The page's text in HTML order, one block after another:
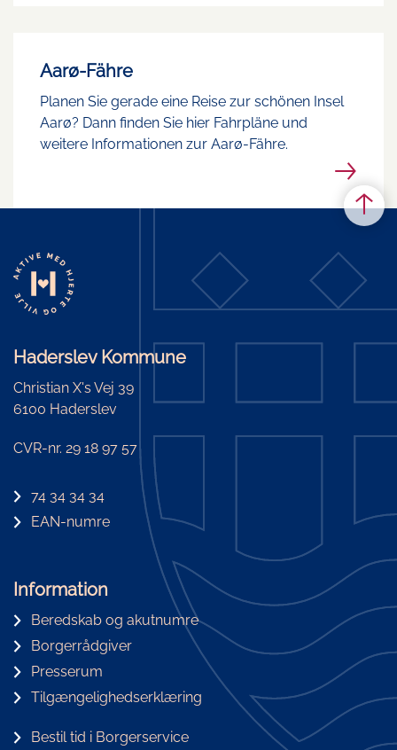
Aarø-Fähre
Planen Sie gerade eine Reise zur schönen Insel
Aarø? Dann finden Sie hier Fahrpläne und
weitere Informationen zur Aarø-Fähre.
Haderslev Kommune
Christian X's Vej 39
6100 Haderslev
CVR-nr. 29 18 97 57
74 34 34 34
EAN-numre
Information
Beredskab og akutnumre
Borgerrådgiver
Presserum
Tilgængelighedserklæring
Bestil tid i Borgerservice